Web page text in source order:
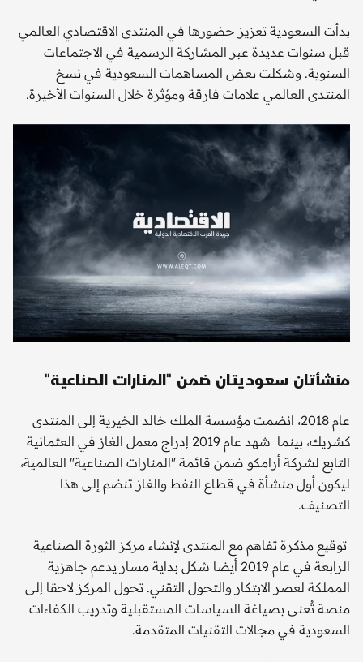
بدأت السعودية تعزيز حضورها في المنتدى الاقتصادي العالمي
قبل سنوات عديدة عبر المشاركة الرسمية في الاجتماعات
السنوية. وشكلت بعض المساهمات السعودية في نسخ
المنتدى العالمي علامات فارقة ومؤثرة خلال السنوات الأخيرة.
منشأتان سعوديتان ضمن "المنارات الصناعية"
عام 2018، انضمت مؤسسة الملك خالد الخيرية إلى المنتدى
كشريك، بينما شهد عام 2019 إدراج معمل الغاز في العثمانية
التابع لشركة أرامكو ضمن قائمة "المنارات الصناعية" العالمية،
ليكون أول منشأة في قطاع النفط والغاز تنضم إلى هذا
التصنيف.
توقيع مذكرة تفاهم مع المنتدى لإنشاء مركز الثورة الصناعية
الرابعة في عام 2019 أيضا شكل بداية مسار يدعم جاهزية
المملكة لعصر الابتكار والتحول التقني. تحول المركز لاحقا إلى
منصة تُعنى بصياغة السياسات المستقبلية وتدريب الكفاءات
السعودية في مجالات التقنيات المتقدمة.